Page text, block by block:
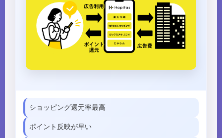
ショッピング還元率最高
ポイント反映が早い